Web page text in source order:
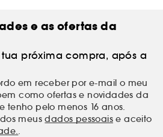
e as ofertas da
tua próxima compra, após a
em receber por e-mail o meu
como ofertas e novidades da
tenho pelo menos 16 anos.
meusdados pessoais e aceito
.